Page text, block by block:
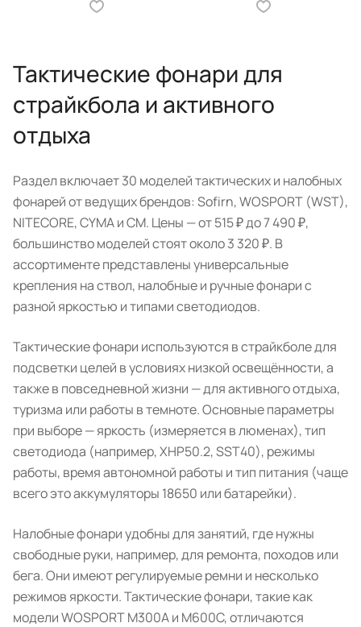
Тактические фонари для
страйкбола и активного
отдыха
Раздел включает 30 моделей тактических и налобных
фонарей от ведущих брендов: Sofirn, WOSPORT (WST),
NITECORE, CYMA и CM. Цены — от 515 ₽ до 7 490 ₽,
большинство моделей стоят около 3 320 ₽. В
ассортименте представлены универсальные
крепления на ствол, налобные и ручные фонари с
разной яркостью и типами светодиодов.
Тактические фонари используются в страйкболе для
подсветки целей в условиях низкой освещённости, а
также в повседневной жизни — для активного отдыха,
туризма или работы в темноте. Основные параметры
при выборе — яркость (измеряется в люменах), тип
светодиода (например, XHP50.2, SST40), режимы
работы, время автономной работы и тип питания (чаще
всего это аккумуляторы 18650 или батарейки).
Налобные фонари удобны для занятий, где нужны
свободные руки, например, для ремонта, походов или
бега. Они имеют регулируемые ремни и несколько
режимов яркости. Тактические фонари, такие как
модели WOSPORT M300A и M600C, отличаются